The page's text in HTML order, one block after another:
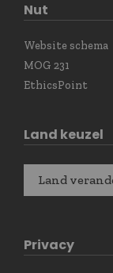
Nut
Website schema
MOG 231
EthicsPoint
Land keuzel
Land
Privacy